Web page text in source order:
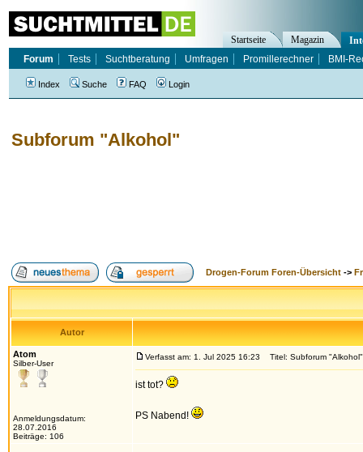
Subforum "Alkohol"
Drogen-Forum Foren-Übersicht ->
Autor
Atom
Silber-User
Anmeldungsdatum:
28.07.2016
Beiträge: 106
Verfasst am: 1. Jul 2025 16:23 Titel: Subforum "Alkohol"
ist tot?
PS Nabend!
Startseite Magazin
Forum
Tests Suchtberatung Umfragen Promillerechner BMI-
Index Suche FAQ Login